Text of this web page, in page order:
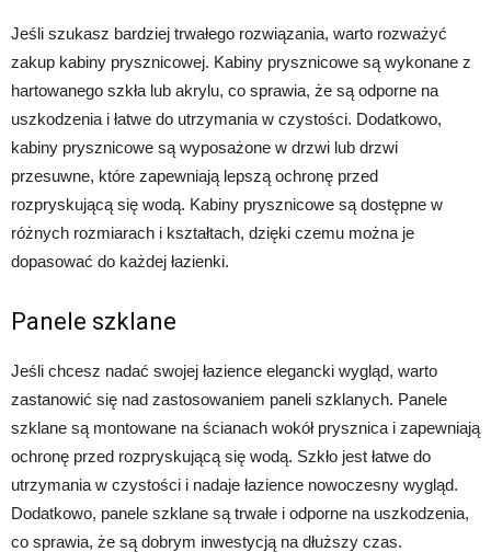
Jeśli szukasz bardziej trwałego rozwiązania, warto rozważyć
zakup kabiny prysznicowej. Kabiny prysznicowe są wykonane z
hartowanego szkła lub akrylu, co sprawia, że są odporne na
uszkodzenia i łatwe do utrzymania w czystości. Dodatkowo,
kabiny prysznicowe są wyposażone w drzwi lub drzwi
przesuwne, które zapewniają lepszą ochronę przed
rozpryskującą się wodą. Kabiny prysznicowe są dostępne w
różnych rozmiarach i kształtach, dzięki czemu można je
dopasować do każdej łazienki.
Panele szklane
Jeśli chcesz nadać swojej łazience elegancki wygląd, warto
zastanowić się nad zastosowaniem paneli szklanych. Panele
szklane są montowane na ścianach wokół prysznica i zapewniają
ochronę przed rozpryskującą się wodą. Szkło jest łatwe do
utrzymania w czystości i nadaje łazience nowoczesny wygląd.
Dodatkowo, panele szklane są trwałe i odporne na uszkodzenia,
co sprawia, że są dobrym inwestycją na dłuższy czas.